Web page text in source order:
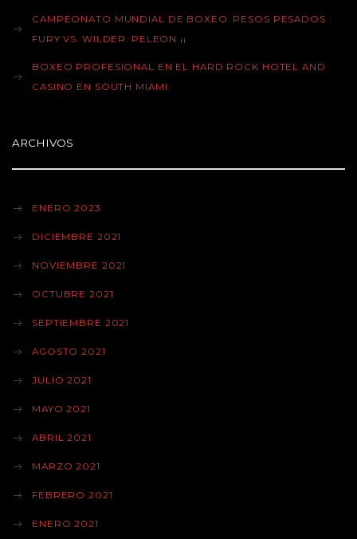
CAMPEONATO MUNDIAL DE BOXEO. PESOS PESADOS .
FURY VS. WILDER. PELEON ¡¡
BOXEO PROFESIONAL EN EL HARD ROCK HOTEL AND
CASINO EN SOUTH MIAMI.
ARCHIVOS
ENERO 2023
DICIEMBRE 2021
NOVIEMBRE 2021
OCTUBRE 2021
SEPTIEMBRE 2021
AGOSTO 2021
JULIO 2021
MAYO 2021
ABRIL 2021
MARZO 2021
FEBRERO 2021
ENERO 2021